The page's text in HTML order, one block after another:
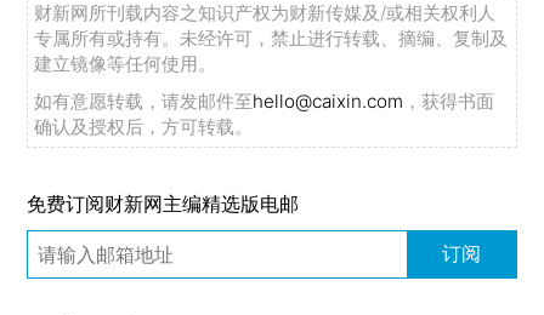
财新网所刊载内容之知识产权为财新传媒及/或相关权利人
专属所有或持有。未经许可，禁止进行转载、摘编、复制及
建立镜像等任何使用。
如有意愿转载，请发邮件至hello@caixin.com ，获得书面
确认及授权后，方可转载。
免费订阅财新网主编精选版电邮
订阅